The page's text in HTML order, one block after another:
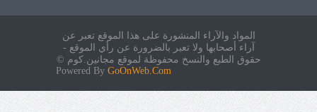
المواد والآراء المنشورة على هذا الموقع تعبر عن
آراء أصحابها ولا تعبر بالضرورة عن رأي الموقع -
حقوق الطبع والنسخ محفوظة لموقع مجانين.كوم ©
Powered By GoOnWeb.Com